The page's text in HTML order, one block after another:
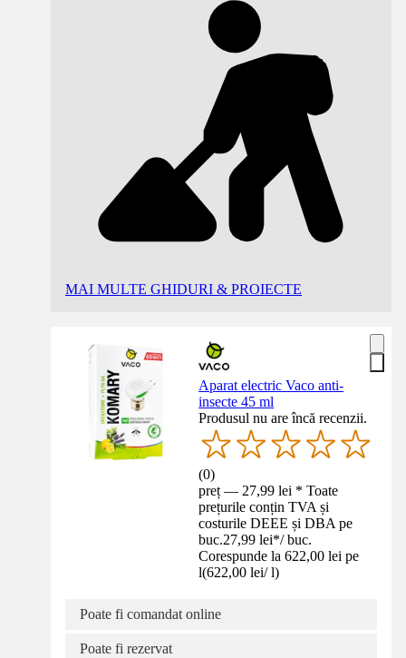
MAI MULTE GHIDURI & PROIECTE
Aparat electric Vaco anti-
insecte 45 ml
Produsul nu are încă recenzii.
(0)
preț — 27,99 lei * Toate
prețurile conțin TVA și
costurile DEEE și DBA pe
buc.27,99 lei*/ buc.
Corespunde la 622,00 lei pe
l(622,00 lei/ l)
Poate fi comandat online
Poate fi rezervat